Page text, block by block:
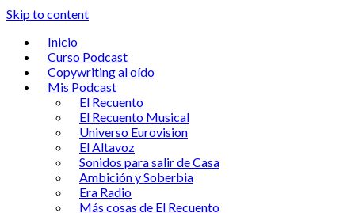
Skip to content
Inicio
Curso Podcast
Copywriting al oído
Mis Podcast
El Recuento
El Recuento Musical
Universo Eurovision
El Altavoz
Sonidos para salir de Casa
Ambición y Soberbia
Era Radio
Más cosas de El Recuento